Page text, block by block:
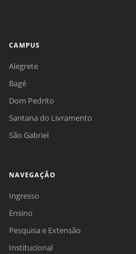
CAMPUS
Alegrete
Bagé
Dom Pedrito
Santana do Livramento
São Gabriel
NAVEGAÇÃO
Ingresso
Ensino
Pesquisa e Extensão
Institucional